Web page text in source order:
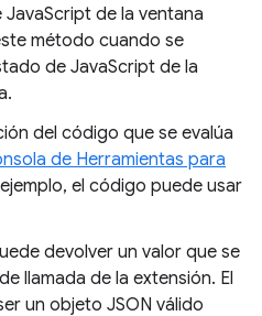
de la ventana
método cuando se
de JavaScript de la
del código que se evalúa
de Herramientas para
el código puede usar
devolver un valor que se
llamada de la extensión. El
un objeto JSON válido